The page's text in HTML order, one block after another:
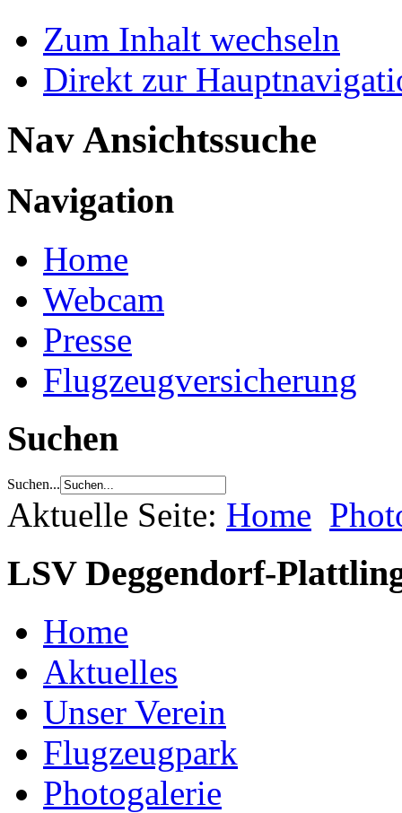
Zum Inhalt wechseln
Direkt zur
Nav Ansichtssuche
Navigation
Home
Webcam
Presse
Flugzeugversicherung
Suchen
Suchen...
Aktuelle Seite: Home
LSV Deggendorf-
Home
Aktuelles
Unser Verein
Flugzeugpark
Photogalerie